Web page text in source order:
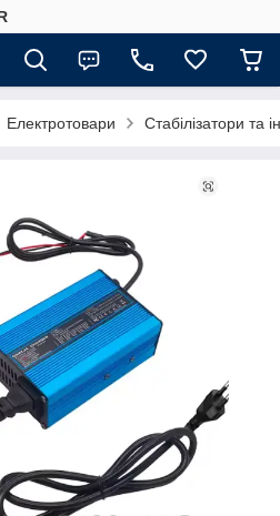
Електротовари Стабілізатори та